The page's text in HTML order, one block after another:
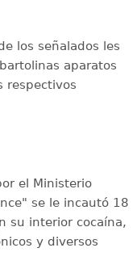
los señalados les
aparatos
respectivos
el Ministerio
se le incautó 18
su interior cocaína,
y diversos